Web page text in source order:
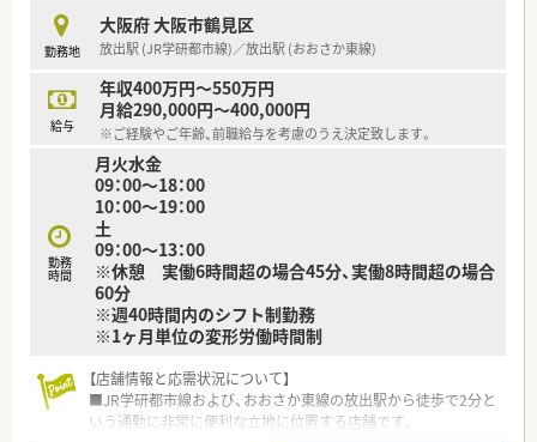
■最寄駅からは徒歩5分程度で、車通勤も可能です
■主な診療科目は脳神経外科,内科,循環器内科,整形外科,リハビ
リテーション科です
■週2日～3日の扶養内の勤務希望の方もフルタイムに近い働き
方を希望する方も、ご希望に合わせた勤務時間をご相談できま
す。
■提携託児施設あり、職員食堂あり
■入院患者様の内服薬・注射等を医師の処方箋をもとに調剤して
います。
調剤時、他科処方薬との重複や用法・用量、相互作用等処方内
容を確認して一包化しています。
勤務地
大阪府 大阪市鶴見区
放出駅 (JR学研都市線)／放出駅 (おおさか東線)
給与
年収400万円～550万円
月給290,000円～400,000円
※ご経験やご年齢、前職給与を考慮のうえ決定致します。
勤務
時間
月火水金
09：00～18：00
10：00～19：00
土
09：00～13：00
※休憩 実働6時間超の場合45分、実働8時間超の場合
60分
※週40時間内のシフト制勤務
※1ヶ月単位の変形労働時間制
【店舗情報と応需状況について】
■JR学研都市線および、おおさか東線の放出駅から徒歩で2分と
いう通勤に非常に便利な立地に位置する店舗です。